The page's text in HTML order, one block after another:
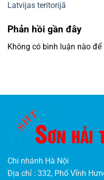
Latvijas teritorijā
Phản hồi gần đây
Không có bình luận nào để
Chi nhánh Hà Nội
Địa chỉ : 332, Phố Vĩnh